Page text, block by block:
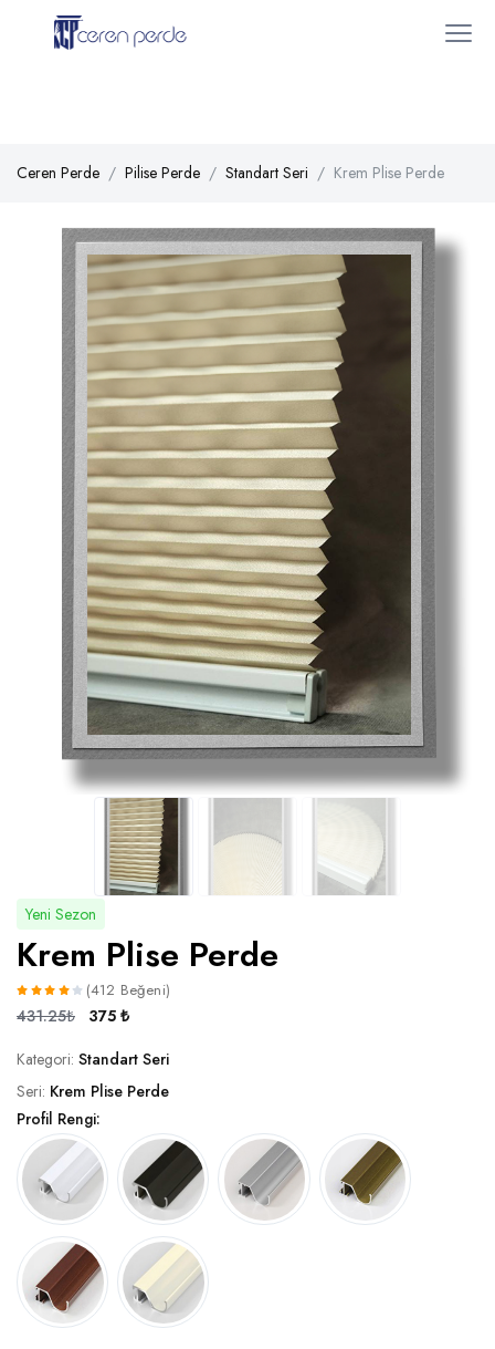
Ceren Perde Pilise Perde Standart Seri Krem Plise Perde
Yeni Sezon
Krem Plise Perde
(412 Beğeni)
431.25₺
375 ₺
Kategori: Standart Seri
Seri: Krem Plise Perde
Profil Rengi: